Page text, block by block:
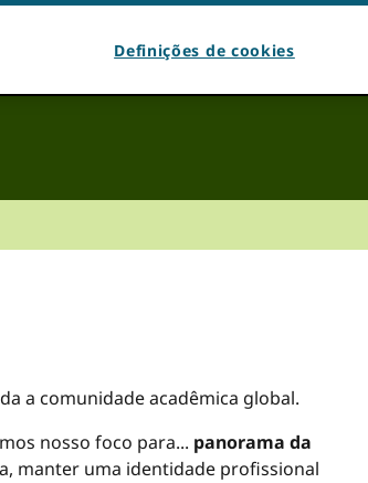
seu fuso horário. Tentar recarregando
a comunidade acadêmica global.
nosso foco para... panorama da
manter uma identidade profissional
Definições de cookies